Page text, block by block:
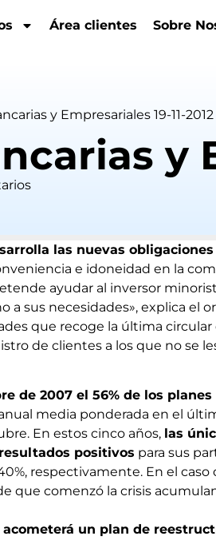
Área clientes Sobre
y Empresariales 19-11-2012
y
las nuevas
e idoneidad en la
ayudar al inversor
a sus necesidades», explica el
que recoge la última
de clientes a los que no se
de 2007 el 56% de los
media ponderada en el
En estos cinco años, las
positivos para sus
respectivamente. En el
que comenzó la crisis
un plan de